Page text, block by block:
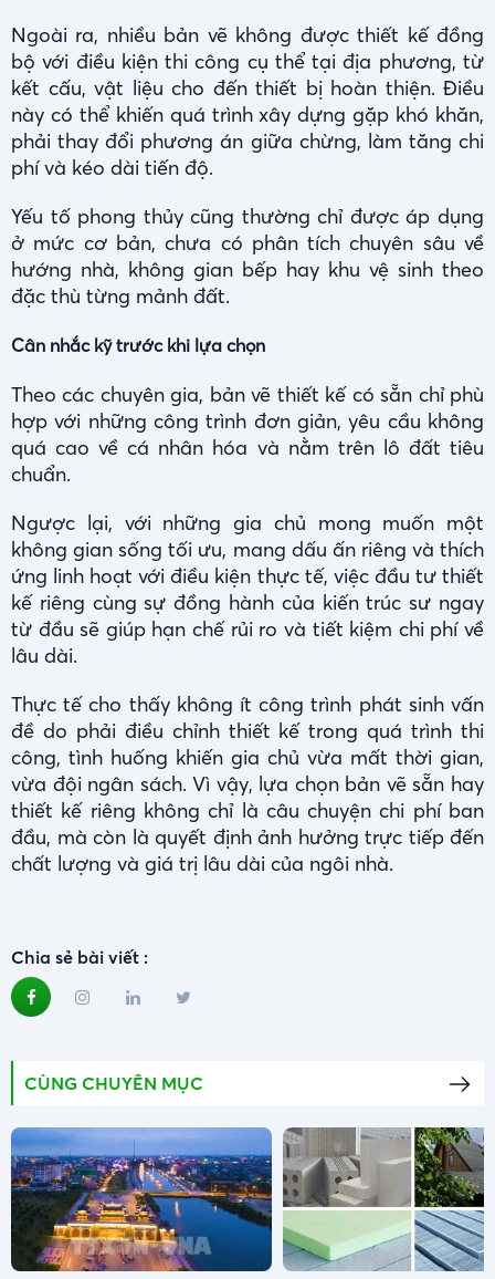
Ngoài ra, nhiều bản vẽ không được thiết kế đồng
bộ với điều kiện thi công cụ thể tại địa phương, từ
kết cấu, vật liệu cho đến thiết bị hoàn thiện. Điều
này có thể khiến quá trình xây dựng gặp khó khăn,
phải thay đổi phương án giữa chừng, làm tăng chi
phí và kéo dài tiến độ.
Yếu tố phong thủy cũng thường chỉ được áp dụng
ở mức cơ bản, chưa có phân tích chuyên sâu về
hướng nhà, không gian bếp hay khu vệ sinh theo
đặc thù từng mảnh đất.
Cân nhắc kỹ trước khi lựa chọn
Theo các chuyên gia, bản vẽ thiết kế có sẵn chỉ phù
hợp với những công trình đơn giản, yêu cầu không
quá cao về cá nhân hóa và nằm trên lô đất tiêu
chuẩn.
Ngược lại, với những gia chủ mong muốn một
không gian sống tối ưu, mang dấu ấn riêng và thích
ứng linh hoạt với điều kiện thực tế, việc đầu tư thiết
kế riêng cùng sự đồng hành của kiến trúc sư ngay
từ đầu sẽ giúp hạn chế rủi ro và tiết kiệm chi phí về
lâu dài.
Thực tế cho thấy không ít công trình phát sinh vấn
đề do phải điều chỉnh thiết kế trong quá trình thi
công, tình huống khiến gia chủ vừa mất thời gian,
vừa đội ngân sách. Vì vậy, lựa chọn bản vẽ sẵn hay
thiết kế riêng không chỉ là câu chuyện chi phí ban
đầu, mà còn là quyết định ảnh hưởng trực tiếp đến
chất lượng và giá trị lâu dài của ngôi nhà.
Chia sẻ bài viết :
CÙNG CHUYÊN MỤC